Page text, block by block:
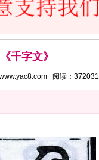
千字文》
阅读： 372031